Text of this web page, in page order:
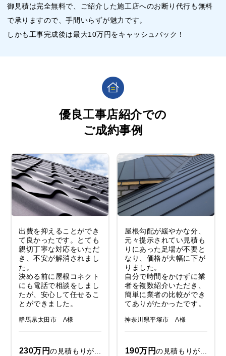
御見積は完全無料で、ご紹介した施工店へのお断り代行も無料
で承りますので、手間いらずが魅力です。
しかも工事完成後は最大10万円をキャッシュバック！
優良工事店紹介での
ご成約事例
出費を抑えることができ
て良かったです。とても
親切丁寧な対応をいただ
き、不安が解消されまし
た。
決める前に屋根コネクト
にも電話で相談をしまし
たが、安心して任せるこ
とができました。
群馬県太田市 A様
230万円の見積もりが...
屋根勾配が緩やかな分、
元々提示されてい見積も
りにあった足場が不要と
なり、価格が大幅に下が
りました。
自分で時間をかけずに業
者を複数紹介いただき、
簡単に業者の比較ができ
てありがたかったです。
神奈川県平塚市 A様
190万円の見積もりが...